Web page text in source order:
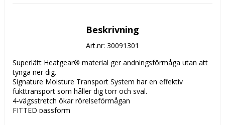
Beskrivning
Art.nr: 30091301
Superlätt Heatgear® material ger andningsförmåga utan att
tynga ner dig.
Signature Moisture Transport System har en effektiv
fukttransport som håller dig torr och sval.
4-vägsstretch ökar rörelseförmågan
FITTED passform